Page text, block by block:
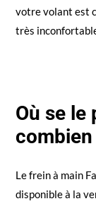
votre volant est
très
Où se le
combien
Le frein à main
disponible à la